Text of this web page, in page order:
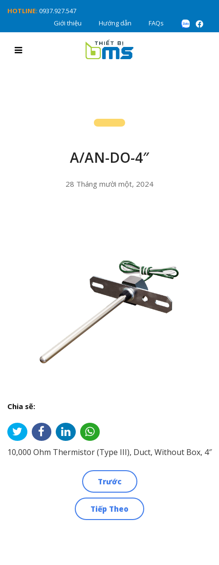
HOTLINE: 0937.927.547
Giới thiệu
Hướng dẫn FAQs
A/AN-DO-4″
28 Tháng mười một, 2024
Chia sẽ:
10,000 Ohm Thermistor (Type III), Duct, Without Box, 4″
Trước
Tiếp Theo